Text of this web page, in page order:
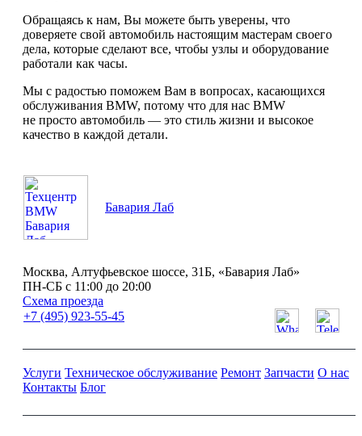
Обращаясь к нам, Вы можете быть уверены, что
доверяете свой автомобиль настоящим мастерам своего
дела, которые сделают все, чтобы узлы и оборудование
работали как часы.
Мы с радостью поможем Вам в вопросах, касающихся
обслуживания BMW, потому что для нас BMW
не просто автомобиль — это стиль жизни и высокое
качество в каждой детали.
Бавария Лаб
Москва, Алтуфьевское шоссе, 31Б, «Бавария Лаб»
ПН-СБ с 11:00 до 20:00
Схема проезда
+7 (495) 923-55-45
Услуги Техническое обслуживание Ремонт Запчасти О нас
Контакты Блог